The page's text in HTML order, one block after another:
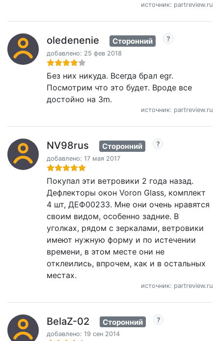
источник: partreview.ru
oledenenie Сторонний
добавлено: 25 фев 2018
Без них никуда. Всегда брал egr.
Посмотрим что это будет. Вроде все
достойно на 3m.
источник: partreview.ru
NV98rus Сторонний
добавлено: 17 мая 2017
Покупал эти ветровики 2 года назад.
Дефлекторы окон Voron Glass, комплект
4 шт, ДЕФ00233. Мне они очень нравятся
своим видом, особенно задние. В
уголках, рядом с зеркалами, ветровики
имеют нужную форму и по истечении
времени, в этом месте они не
отклеились, впрочем, как и в остальных
местах.
источник: partreview.ru
BelaZ-02 Сторонний
добавлено: 19 сен 2014